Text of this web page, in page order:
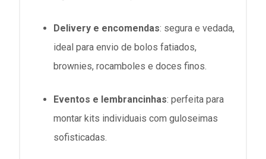
Delivery e encomendas: segura e vedada,
ideal para envio de bolos fatiados,
brownies, rocamboles e doces finos.
Eventos e lembrancinhas: perfeita para
montar kits individuais com guloseimas
sofisticadas.